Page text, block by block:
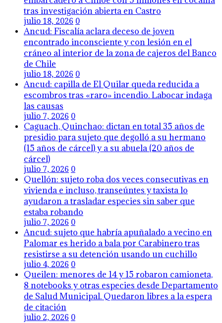
tras investigación abierta en Castro
julio 18, 2026 0
Ancud: Fiscalía aclara deceso de joven
encontrado inconsciente y con lesión en el
cráneo al interior de la zona de cajeros del Banco
de Chile
julio 18, 2026 0
Ancud: capilla de El Quilar queda reducida a
escombros tras «raro» incendio. Labocar indaga
las causas
julio 7, 2026 0
Caguach, Quinchao: dictan en total 35 años de
presidio para sujeto que degolló a su hermano
(15 años de cárcel) y a su abuela (20 años de
cárcel)
julio 7, 2026 0
Quellón: sujeto roba dos veces consecutivas en
vivienda e incluso, transeúntes y taxista lo
ayudaron a trasladar especies sin saber que
estaba robando
julio 7, 2026 0
Ancud: sujeto que habría apuñalado a vecino en
Palomar es herido a bala por Carabinero tras
resistirse a su detención usando un cuchillo
julio 4, 2026 0
Queilen: menores de 14 y 15 robaron camioneta,
8 notebooks y otras especies desde Departamento
de Salud Municipal. Quedaron libres a la espera
de citación
julio 2, 2026 0